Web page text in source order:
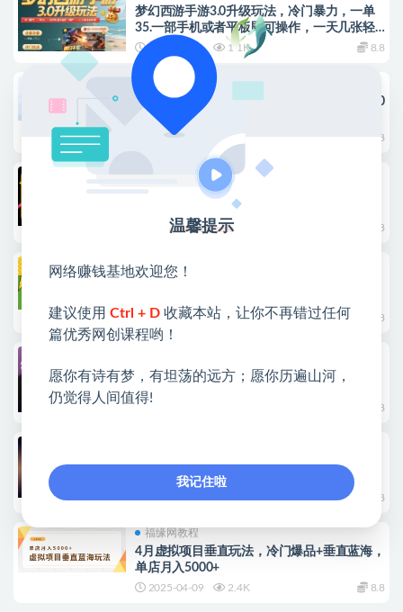
梦幻西游手游3.0升级玩法，冷门暴力，一单
35.一部手机或者平板即可操作，一天几张轻
轻松松
2025-07-31 1.1K 8.8
冒泡网教程
小红书冷门项目一天收益9张，市场需求大，0
成本，可复制性强可以矩阵操作
2025-07-14 8.8
冒泡网教程
抖音手游蛋仔派对全新变现，一天3.5k，冷门
挣钱玩法，一部手机可操作
2025-06-29 1.7K 8.8
中创网教程
（15093期）抖音手游蛋仔派对全新变现，一
2025-06-15 1.5K 8.8
Steam账号找回项目，冷门蓝海，0成本，需
求极大
2025-05-21 8.8
冷门游戏全自动搬砖，独家技术，稳定无风
险，可矩阵月入5k，小白可做
8.8
福缘网教程
4月虚拟项目垂直玩法，冷门爆品+垂直蓝海，
单店月入5000+
2025-04-09 2.4K 8.8
温馨提示
网络赚钱基地欢迎您！
建议使用 Ctrl + D 收藏本站，让你不再错过任何
篇优秀网创课程哟！
愿你有诗有梦，有坦荡的远方；愿你历遍山河，
仍觉得人间值得!
我记住啦